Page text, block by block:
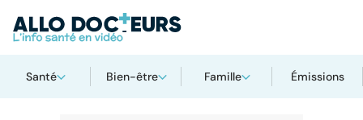
Santé Bien-être Famille Émissions